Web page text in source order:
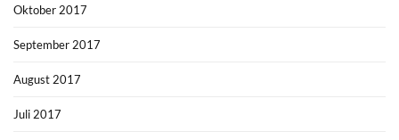
Oktober 2017
September 2017
August 2017
Juli 2017